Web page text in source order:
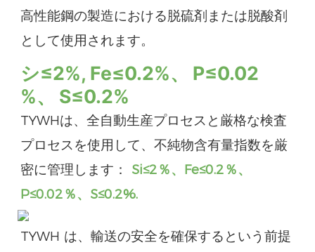
高性能鋼の製造における脱硫剤または脱酸剤
として使用されます。
シ≤2%, Fe≤0.2%、
P≤0.02
%、
S≤0.2%
TYWHは、全自動生産プロセスと厳格な検査
プロセスを使用して、不純物含有量指数を厳
密に管理します： Si≤2％、Fe≤0.2％、
P≤0.02％、S≤0.2%.
TYWH は、輸送の安全を確保するという前提